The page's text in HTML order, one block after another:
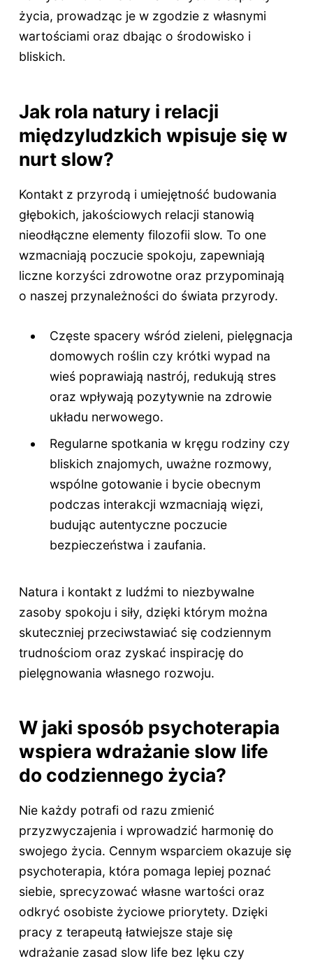
życia, prowadząc je w zgodzie z własnymi
wartościami oraz dbając o środowisko i
bliskich.
Jak rola natury i relacji
międzyludzkich wpisuje się w
nurt slow?
Kontakt z przyrodą i umiejętność budowania
głębokich, jakościowych relacji stanowią
nieodłączne elementy filozofii slow. To one
wzmacniają poczucie spokoju, zapewniają
liczne korzyści zdrowotne oraz przypominają
o naszej przynależności do świata przyrody.
Częste spacery wśród zieleni, pielęgnacja
domowych roślin czy krótki wypad na
wieś poprawiają nastrój, redukują stres
oraz wpływają pozytywnie na zdrowie
układu nerwowego.
Regularne spotkania w kręgu rodziny czy
bliskich znajomych, uważne rozmowy,
wspólne gotowanie i bycie obecnym
podczas interakcji wzmacniają więzi,
budując autentyczne poczucie
bezpieczeństwa i zaufania.
Natura i kontakt z ludźmi to niezbywalne
zasoby spokoju i siły, dzięki którym można
skuteczniej przeciwstawiać się codziennym
trudnościom oraz zyskać inspirację do
pielęgnowania własnego rozwoju.
W jaki sposób psychoterapia
wspiera wdrażanie slow life
do codziennego życia?
Nie każdy potrafi od razu zmienić
przyzwyczajenia i wprowadzić harmonię do
swojego życia. Cennym wsparciem okazuje się
psychoterapia, która pomaga lepiej poznać
siebie, sprecyzować własne wartości oraz
odkryć osobiste życiowe priorytety. Dzięki
pracy z terapeutą łatwiejsze staje się
wdrażanie zasad slow life bez lęku czy